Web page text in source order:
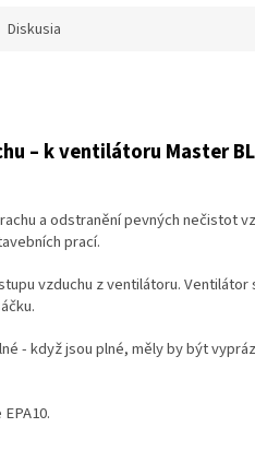
Diskusia
– k ventilátoru Master
a odstranění pevných nečistot
prací.
vzduchu z ventilátoru. Ventilátor
- když jsou plné, měly by být